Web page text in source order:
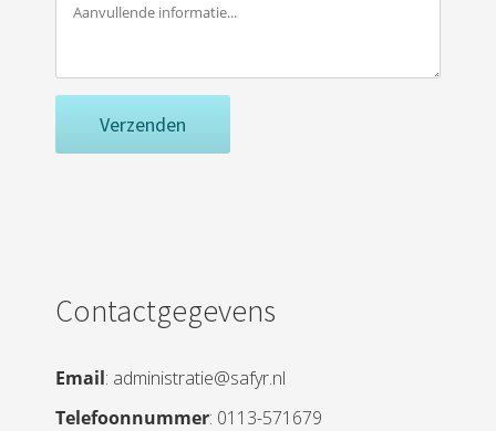
Verzenden
Contactgegevens
Email: administratie@safyr.nl
Telefoonnummer: 0113-571679